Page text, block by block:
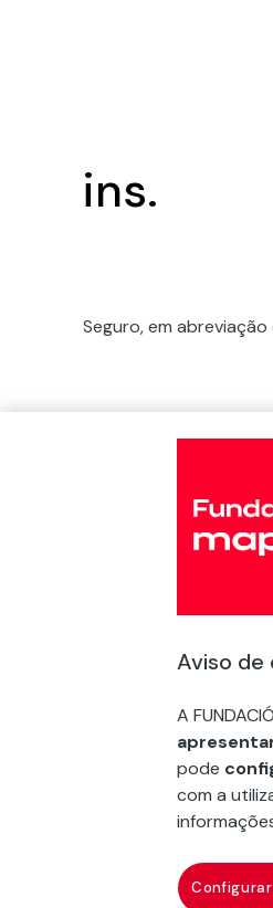
ins.
Seguro, em
Com você
Educação e Divulgação
Aviso de
A
pode
com a